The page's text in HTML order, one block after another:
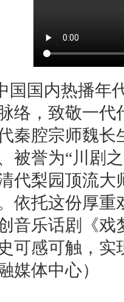
国内热播年
络，致敬一
秦腔宗师魏
被誉为“川剧
代梨园顶流
依托这份厚
音乐话剧《
可感可触，
媒体中心）